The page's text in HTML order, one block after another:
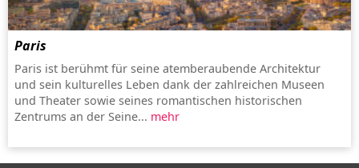
Paris
Paris ist berühmt für seine atemberaubende Architektur
und sein kulturelles Leben dank der zahlreichen Museen
und Theater sowie seines romantischen historischen
Zentrums an der Seine... mehr